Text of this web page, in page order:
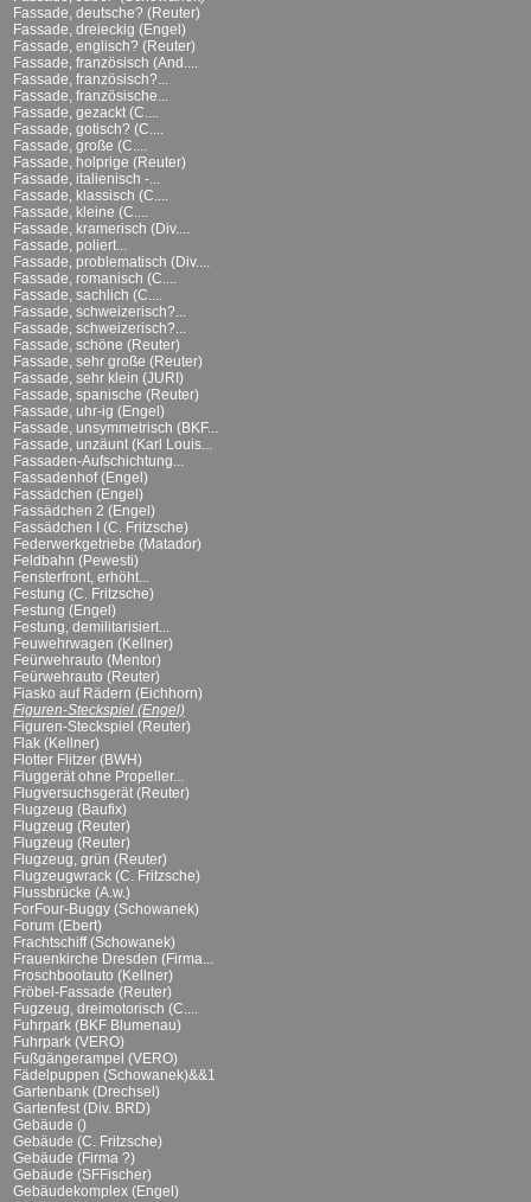
Fassade, deutsche? (Reuter)
Fassade, dreieckig (Engel)
Fassade, englisch? (Reuter)
Fassade, französisch (And....
Fassade, französisch?...
Fassade, französische...
Fassade, gezackt (C....
Fassade, gotisch? (C....
Fassade, große (C....
Fassade, holprige (Reuter)
Fassade, italienisch -...
Fassade, klassisch (C....
Fassade, kleine (C....
Fassade, kramerisch (Div....
Fassade, poliert...
Fassade, problematisch (Div....
Fassade, romanisch (C....
Fassade, sachlich (C....
Fassade, schweizerisch?...
Fassade, schweizerisch?...
Fassade, schöne (Reuter)
Fassade, sehr große (Reuter)
Fassade, sehr klein (JURI)
Fassade, spanische (Reuter)
Fassade, uhr-ig (Engel)
Fassade, unsymmetrisch (BKF...
Fassade, unzäunt (Karl Louis...
Fassaden-Aufschichtung...
Fassadenhof (Engel)
Fassädchen (Engel)
Fassädchen 2 (Engel)
Fassädchen I (C. Fritzsche)
Federwerkgetriebe (Matador)
Feldbahn (Pewesti)
Fensterfront, erhöht...
Festung (C. Fritzsche)
Festung (Engel)
Festung, demilitarisiert...
Feuwehrwagen (Kellner)
Feürwehrauto (Mentor)
Feürwehrauto (Reuter)
Fiasko auf Rädern (Eichhorn)
Figuren-Steckspiel (Engel)
Figuren-Steckspiel (Reuter)
Flak (Kellner)
Flotter Flitzer (BWH)
Fluggerät ohne Propeller...
Flugversuchsgerät (Reuter)
Flugzeug (Baufix)
Flugzeug (Reuter)
Flugzeug (Reuter)
Flugzeug, grün (Reuter)
Flugzeugwrack (C. Fritzsche)
Flussbrücke (A.w.)
ForFour-Buggy (Schowanek)
Forum (Ebert)
Frachtschiff (Schowanek)
Frauenkirche Dresden (Firma...
Froschbootauto (Kellner)
Fröbel-Fassade (Reuter)
Fugzeug, dreimotorisch (C....
Fuhrpark (BKF Blumenau)
Fuhrpark (VERO)
Fußgängerampel (VERO)
Fädelpuppen (Schowanek)&&1
Gartenbank (Drechsel)
Gartenfest (Div. BRD)
Gebäude ()
Gebäude (C. Fritzsche)
Gebäude (Firma ?)
Gebäude (SFFischer)
Gebäudekomplex (Engel)